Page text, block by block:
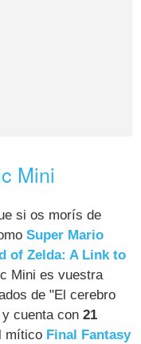
Mini
si os morís de
Super Mario
of Zelda: A Link to
Mini es vuestra
de "El cerebro
y cuenta con21
mítico Final Fantasy